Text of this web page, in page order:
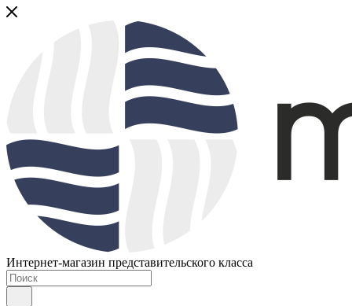
Интернет-магазин представительского класса